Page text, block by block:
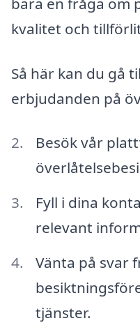
kvalitet och
Så här kan du gå
erbjudanden på
Besök vår
Fyll i dina
relevant
Vänta på svar
tjänster.